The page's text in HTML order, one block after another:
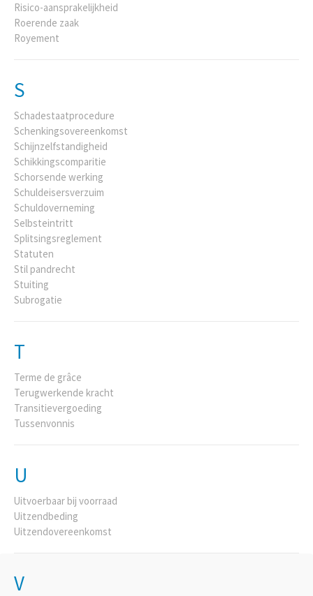
Risico-aansprakelijkheid
Roerende zaak
Royement
S
Schadestaatprocedure
Schenkingsovereenkomst
Schijnzelfstandigheid
Schikkingscomparitie
Schorsende werking
Schuldeisersverzuim
Schuldoverneming
Selbsteintritt
Splitsingsreglement
Statuten
Stil pandrecht
Stuiting
Subrogatie
T
Terme de grâce
Terugwerkende kracht
Transitievergoeding
Tussenvonnis
U
Uitvoerbaar bij voorraad
Uitzendbeding
Uitzendovereenkomst
V